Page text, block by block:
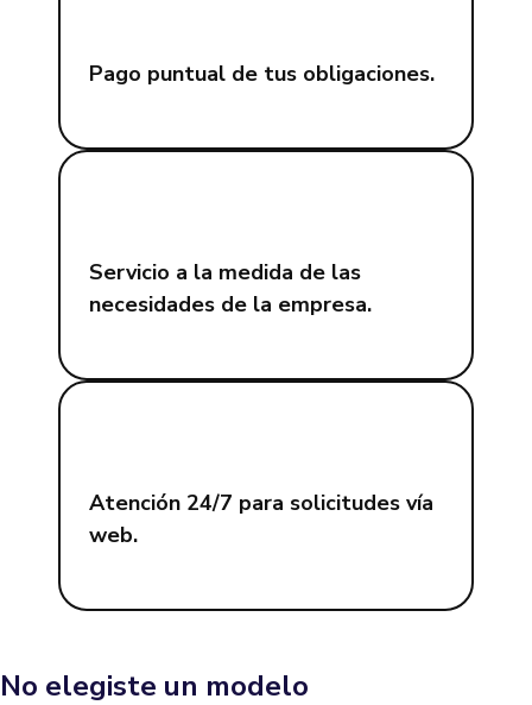
Pago puntual de tus obligaciones.
Servicio a la medida de las
necesidades de la empresa.
Atención 24/7 para solicitudes vía
web.
No elegiste un modelo